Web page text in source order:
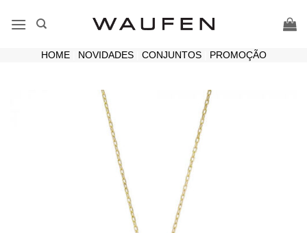
HOME| NOVIDADES| CONJUNTOS| PROMOÇÃO